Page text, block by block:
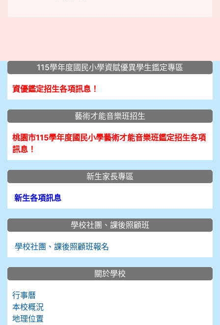
::: 115學年度國民小學資賦優異學生鑑定專區
資優鑑定招生各項訊息！
藝術才能音樂班招生
桃園市115學年度國民小學藝術才能音樂班鑑定招生各項
訊息！
新生家長專區
新生各項訊息
學校社團、課後照顧班
學校社團、課後照顧班報名
關於學校
行事曆
本校概況
地理位置